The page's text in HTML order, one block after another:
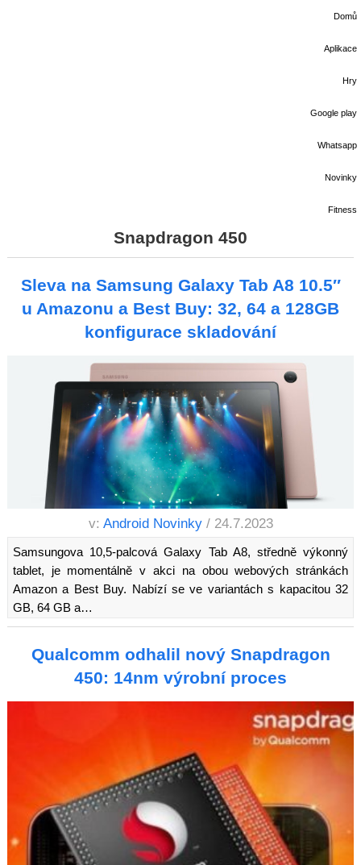
Domů
Aplikace
Hry
Google play
Whatsapp
Novinky
Fitness
Snapdragon 450
Sleva na Samsung Galaxy Tab A8 10.5″
u Amazonu a Best Buy: 32, 64 a 128GB
konfigurace skladování
v: Android Novinky / 24.7.2023
Samsungova 10,5-palcová Galaxy Tab A8, středně výkonný
tablet, je momentálně v akci na obou webových stránkách
Amazon a Best Buy. Nabízí se ve variantách s kapacitou 32
GB, 64 GB a…
Qualcomm odhalil nový Snapdragon
450: 14nm výrobní proces